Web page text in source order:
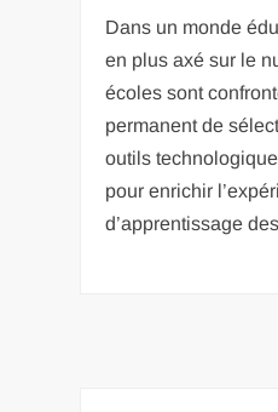
Dans un monde
en plus axé sur le
écoles sont
permanent de
outils
pour enrichir
d’apprentissage des